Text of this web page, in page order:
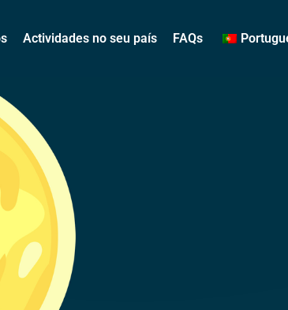
Actividades no seu país FAQs